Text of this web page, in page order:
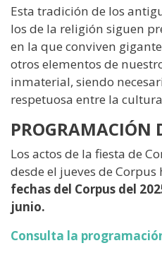
Esta tradición de los
los de la religión siguen
en la que conviven
otros elementos de
inmaterial, siendo
respetuosa entre la
PROGRAMACIÓN
Los actos de la fiesta de
desde el jueves de
fechas del Corpus del
junio.
Consulta la